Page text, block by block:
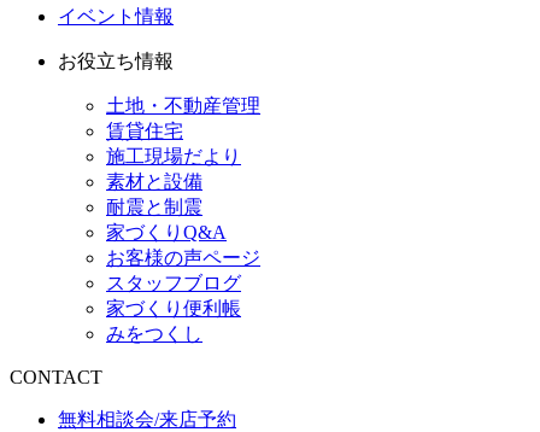
イベント情報
お役立ち情報
土地・不動産管理
賃貸住宅
施工現場だより
素材と設備
耐震と制震
家づくりQ&A
お客様の声ページ
スタッフブログ
家づくり便利帳
みをつくし
CONTACT
無料相談会/来店予約